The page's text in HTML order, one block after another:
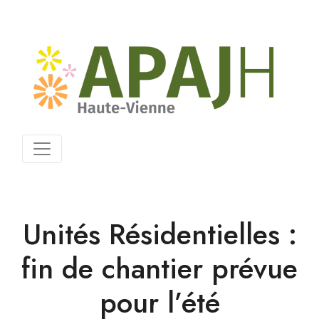
Unités Résidentielles :
fin de chantier prévue
pour l’été